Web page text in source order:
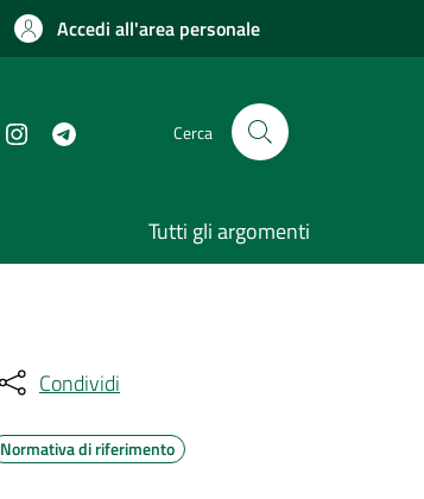
Accedi all'area personale
Cerca
Tutti gli argomenti
Condividi
Normativa di riferimento